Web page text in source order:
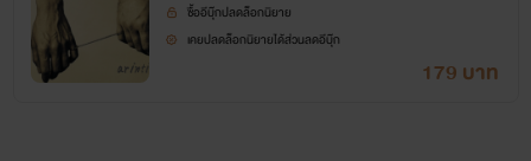
ซื้ออีบุ๊กปลดล็อกนิยาย
เคยปลดล็อกนิยายได้ส่วนลดอีบุ๊ก
179 บาท